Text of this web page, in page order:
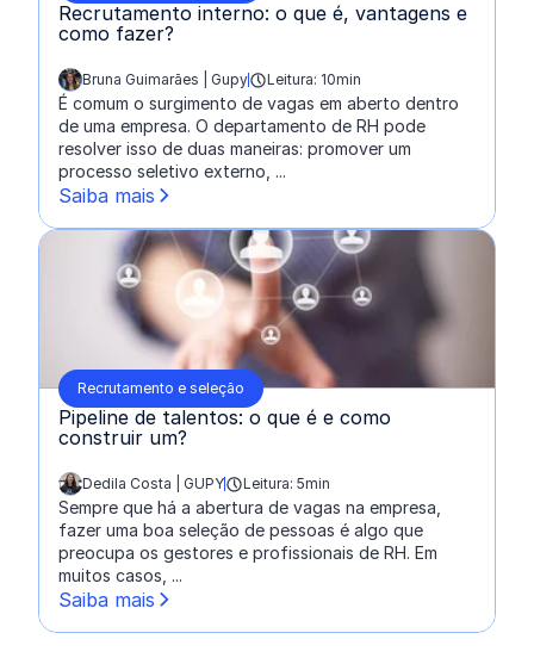
Recrutamento interno: o que é, vantagens e
como fazer?
escrito por:
Bruna Guimarães | Gupy Leitura: 10min
É comum o surgimento de vagas em aberto dentro
de uma empresa. O departamento de RH pode
resolver isso de duas maneiras: promover um
processo seletivo externo, ...
Saiba mais
Recrutamento e seleção
Pipeline de talentos: o que é e como
construir um?
escrito por:
Dedila Costa | GUPY Leitura: 5min
Sempre que há a abertura de vagas na empresa,
fazer uma boa seleção de pessoas é algo que
preocupa os gestores e profissionais de RH. Em
muitos casos, ...
Saiba mais